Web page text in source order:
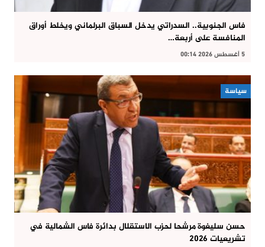
فاس الجنوبية.. السدراتي يدخل السباق البرلماني ويخلط أوراق
المنافسة على أربعة…
5 أغسطس 2026 00:14
سياسة
حسن سليغوة مرشحا لحزب الاستقلال بدائرة فاس الشمالية في
تشريعيات 2026